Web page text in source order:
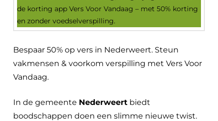
Bespaar 50% op vers in Nederweert. Steun
vakmensen & voorkom verspilling met Vers Voor
Vandaag.
In de gemeente Nederweertbiedt
boodschappen doen een slimme nieuwe twist.